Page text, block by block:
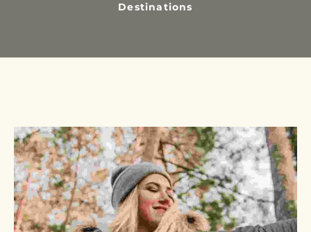
Destinations